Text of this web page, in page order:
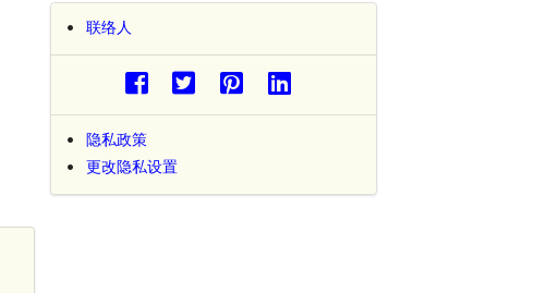
联络人
隐私政策
更改隐私设置